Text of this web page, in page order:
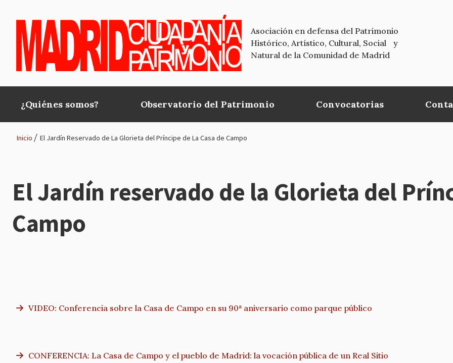
Asociación en defensa del Patrimonio
Histórico, Artístico, Cultural, Social y
Natural de la Comunidad de Madrid
Main
navigation
¿Quiénes somos? Observatorio del Patrimonio Convocatorias
de
navegación
Inicio El Jardín Reservado de La Glorieta del Príncipe de La Casa de Campo
El Jardín reservado de la Glorieta del
Campo
VIDEO: Conferencia sobre la Casa de Campo en su 90ª aniversario como parque público
CONFERENCIA: La Casa de Campo y el pueblo de Madrid: la vocación pública de un Real Sitio